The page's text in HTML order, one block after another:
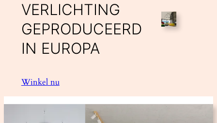
VERLICHTING
GEPRODUCEERD
IN EUROPA
Winkel nu